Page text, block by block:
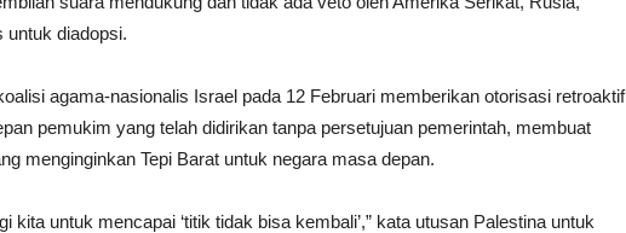
untuk diadopsi.
agama-nasionalis Israel pada 12 Februari memberikan otorisasi retroaktif
pemukim yang telah didirikan tanpa persetujuan pemerintah, membuat
menginginkan Tepi Barat untuk negara masa depan.
kita untuk mencapai ‘titik tidak bisa kembali’,” kata utusan Palestina untuk